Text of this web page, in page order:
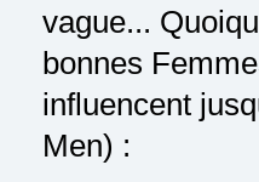
vague...
bonnes
influencent
Men) :